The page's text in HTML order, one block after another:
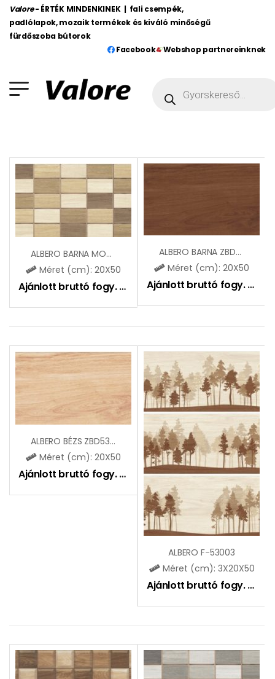
Valore - ÉRTÉK MINDENKINEK | fali csempék,
padlólapok, mozaik termékek és kiváló minőségű
fürdőszoba bútorok
Facebook
Webshop partnereinknek
ALBERO BARNA MOZAIK ZVD53009
Méret (cm): 20X50
Ajánlott bruttó fogy. ár: 7195Ft
ALBERO BARNA ZBD53006
Méret (cm): 20X50
Ajánlott bruttó fogy. ár:
ALBERO BÉZS ZBD53004
Méret (cm): 20X50
Ajánlott bruttó fogy. ár: 6495Ft
ALBERO F-53003
Méret (cm): 3X20X50
Ajánlott bruttó fogy. ár: